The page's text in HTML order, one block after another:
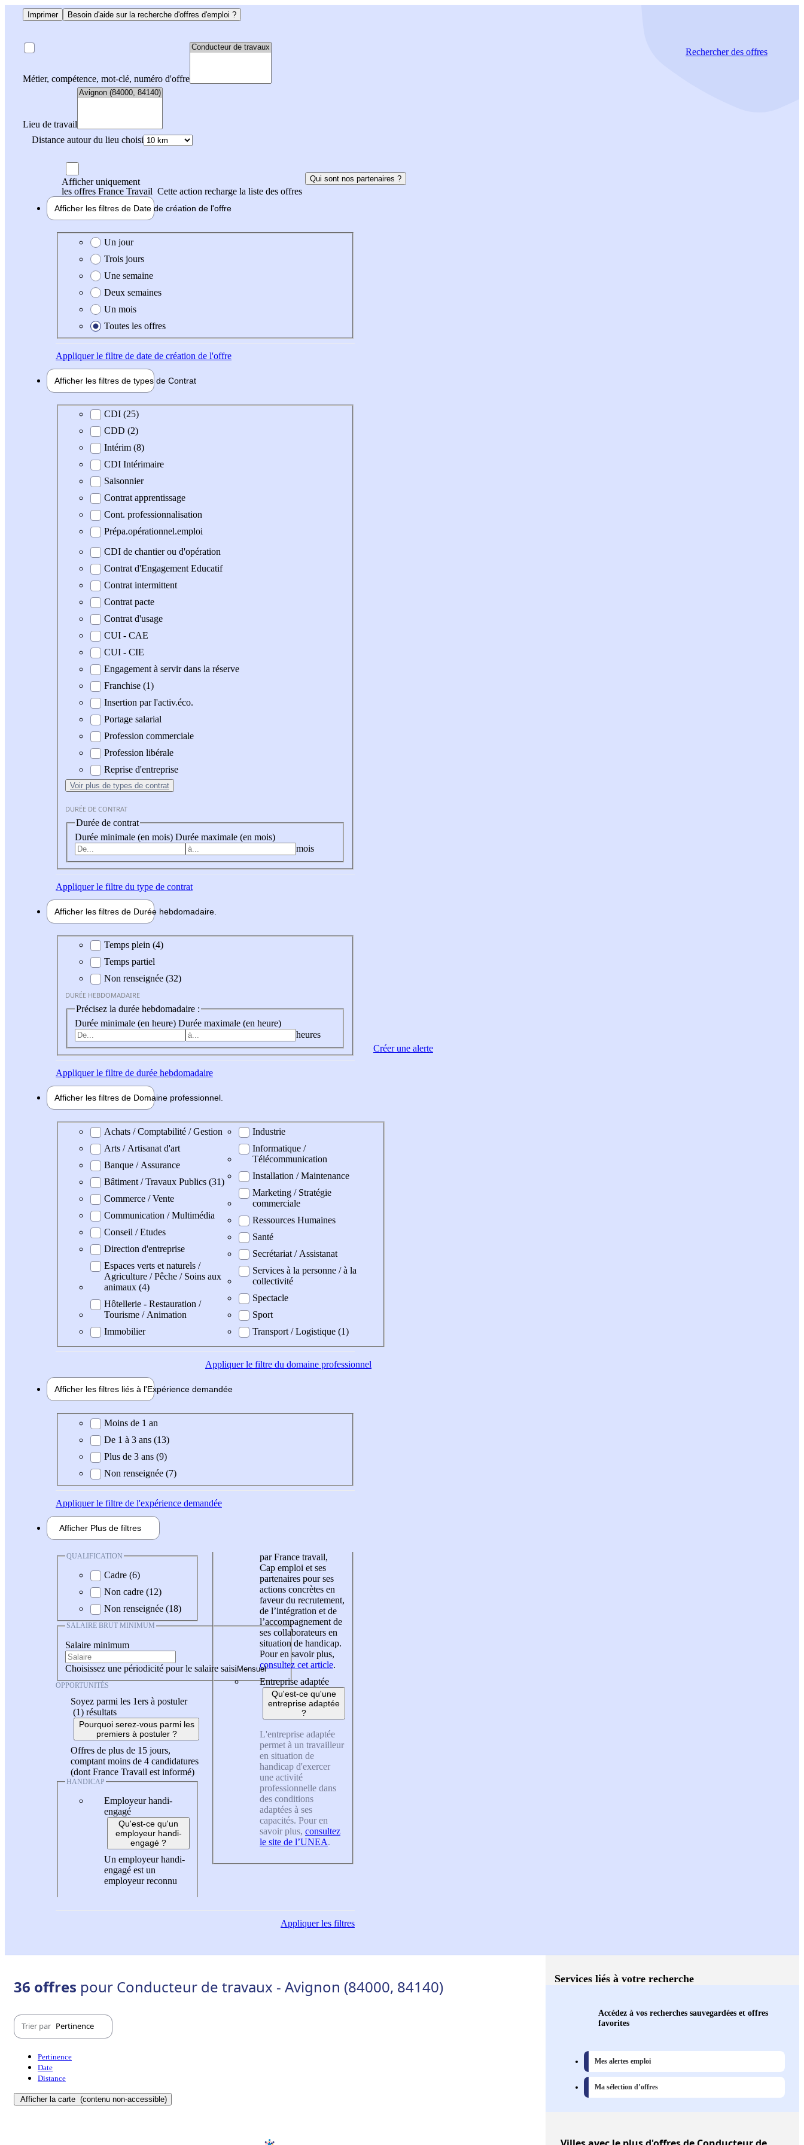
Imprimer Besoin d'aide sur la recherche d'offres d'emploi ?
Métier, compétence, mot-clé, numéro d'offre
Lieu de travail
Distance autour du lieu choisi
Rechercherdes offres
Afficher uniquement
les offres France Travail Cette action recharge la liste des offres
Qui sont nos partenaires ?
Afficher les filtres de Date de création de l'offre
Date de création de l'offre
Un jour
Trois jours
Une semaine
Deux semaines
Un mois
Toutes les offres
Appliquerle filtre de date de création de l'offre
Afficher les filtres de types de Contrat
Type de contratCDI (25)
CDD (2)
Intérim (8)
CDI Intérimaire
Saisonnier
Contrat apprentissage
Cont. professionnalisation
Prépa.opérationnel.emploi
CDI de chantier ou d'opération
Contrat d'Engagement Educatif
Contrat intermittent
Contrat pacte
Contrat d'usage
CUI - CAE
CUI - CIE
Engagement à servir dans la réserve
Franchise (1)
Insertion par l'activ.éco.
Portage salarial
Profession commerciale
Profession libérale
Reprise d'entreprise
Voir plus de types de contrat
DURÉE DE CONTRAT
Durée de contrat
Durée minimale (en mois) Durée maximale (en mois)
mois
Appliquerle filtre du type de contrat
Afficher les filtres de Durée hebdomadaire
Durée hebdomadaire
Temps plein (4)
Temps partiel
Non renseignée (32)
DURÉE HEBDOMADAIRE
Précisez la durée hebdomadaire :
Durée minimale (en heure) Durée maximale (en heure)
heures
Appliquerle filtre de durée hebdomadaire
Afficher les filtres de Domaine professionnel
Domaine professionel
Achats / Comptabilité / Gestion
Arts / Artisanat d'art
Banque / Assurance
Bâtiment / Travaux Publics (31)
Commerce / Vente
Communication / Multimédia
Conseil / Etudes
Direction d'entreprise
Espaces verts et naturels /
Agriculture / Pêche / Soins aux
animaux (4)
Hôtellerie - Restauration /
Tourisme / Animation
Immobilier
Industrie
Informatique /
Télécommunication
Installation / Maintenance
Marketing / Stratégie
commerciale
Ressources Humaines
Santé
Secrétariat / Assistanat
Services à la personne / à la
collectivité
Spectacle
Sport
Transport / Logistique (1)
Appliquerle filtre du domaine professionnel
Afficher les filtres liés à l'Expérience demandée
Expérience demandée
Moins de 1 an
De 1 à 3 ans (13)
Plus de 3 ans (9)
Non renseignée (7)
Appliquerle filtre de l'expérience demandée
Afficher Plus de filtres
QUALIFICATION
Cadre (6)
Non cadre (12)
Non renseignée (18)
SALAIRE BRUT MINIMUM
Salaire minimum
Choisissez une périodicité pour le salaire saisi
OPPORTUNITÉS
Soyez parmi les 1ers à postuler
(1) résultats
Pourquoi serez-vous parmi les
premiers à postuler ?
Offres de plus de 15 jours,
comptant moins de 4 candidatures
(dont France Travail est informé)
HANDICAP
Employeur handi-
engagé
Qu'est-ce qu'un
employeur handi-
engagé ?
Un employeur handi-
engagé est un
employeur reconnu
par France travail,
Cap emploi et ses
partenaires pour ses
actions concrètes en
faveur du recrutement,
de l’intégration et de
l’accompagnement de
ses collaborateurs en
situation de handicap.
Pour en savoir plus,
consultez cet article.
Entreprise adaptée
Qu'est-ce qu'une
entreprise adaptée
?
L'entreprise adaptée
permet à un travailleur
en situation de
handicap d'exercer
une activité
professionnelle dans
des conditions
adaptées à ses
capacités. Pour en
savoir plus, consultez
le site de l’UNEA.
Appliquerles filtres
Créer une alerte
36 offres pour Conducteur de travaux - Avignon (84000, 84140)
Trier par Pertinence
Pertinence
Date
Distance
Afficher la carte (contenu non-accessible)
Services liés à votre recherche
Accédez à vos recherches sauvegardées et offres
favorites
Mes alertes emploi
Ma sélection d’offres